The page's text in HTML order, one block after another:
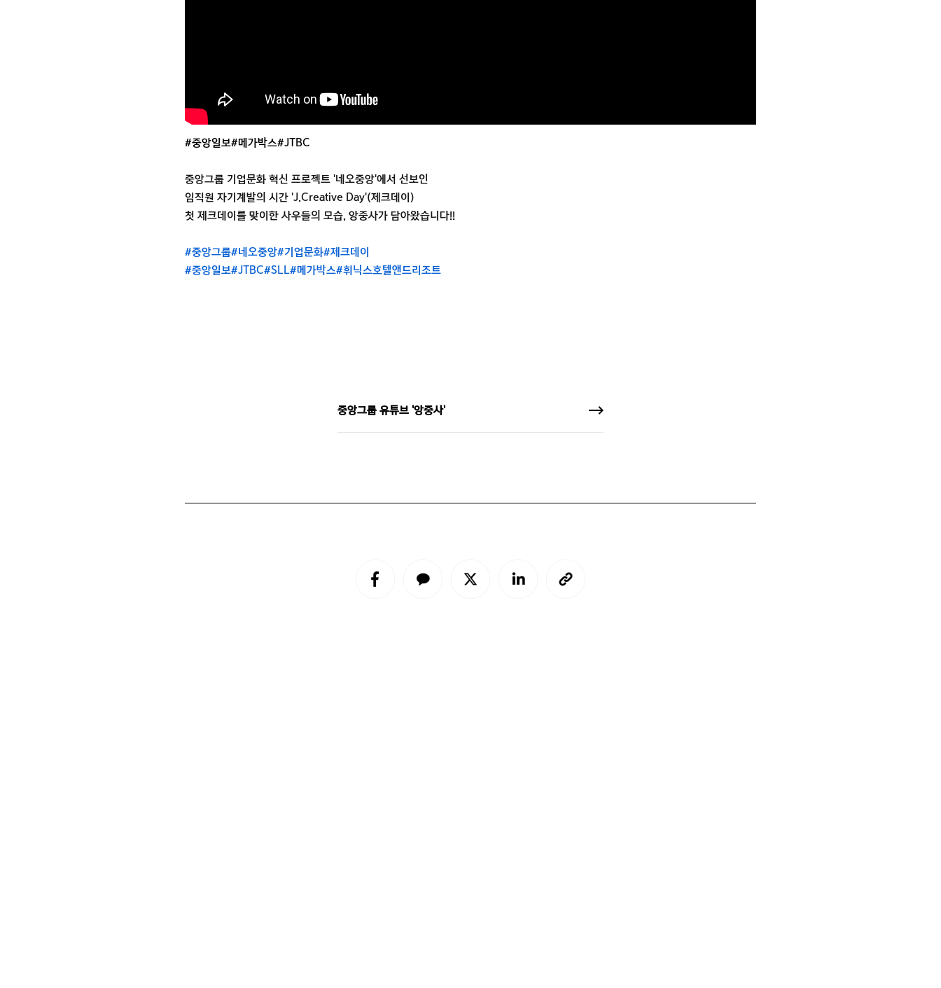
#중앙일보#메가박스#JTBC
중앙그룹 기업문화 혁신 프로젝트 '네오중앙'에서 선보인
임직원 자기계발의 시간 'J.Creative Day'(제크데이)
첫 제크데이를 맞이한 사우들의 모습, 앙중사가 담아왔습니다!!
#중앙그룹#네오중앙#기업문화#제크데이
#중앙일보#JTBC#SLL#메가박스#휘닉스호텔앤드리조트
중앙그룹 유튜브 '앙중사'